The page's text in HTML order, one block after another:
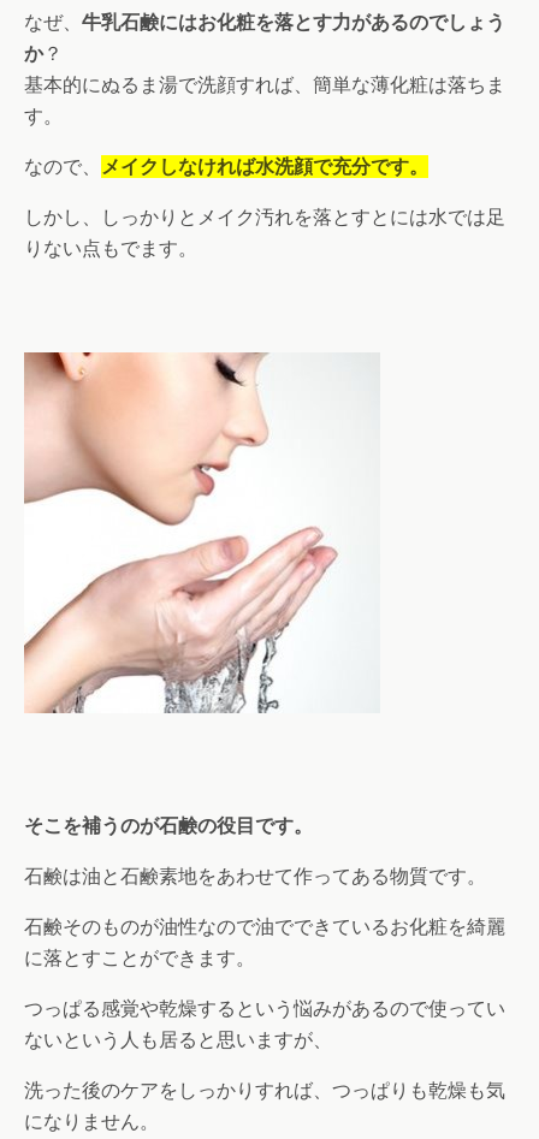
なぜ、 牛乳石鹸にはお化粧を落とす力があるのでしょう
か？
基本的にぬるま湯で洗顔すれば、簡単な薄化粧は落ちま
す。
なので、 メイクしなければ水洗顔で充分です。
しかし、しっかりとメイク汚れを落とすとには水では足
りない点もでます。
そこを補うのが石鹸の役目です。
石鹸は油と石鹸素地をあわせて作ってある物質です。
石鹸そのものが油性なので油でできているお化粧を綺麗
に落とすことができます。
つっぱる感覚や乾燥するという悩みがあるので使ってい
ないという人も居ると思いますが、
洗った後のケアをしっかりすれば、つっぱりも乾燥も気
になりません。